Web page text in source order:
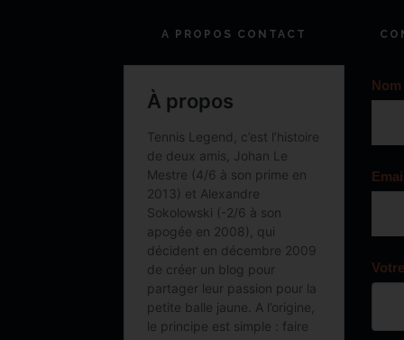
A PROPOS CONTACT
Nom